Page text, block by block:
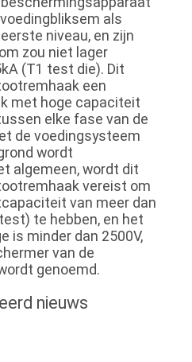
als
niveau, en zijn
zou niet lager
(T1 test die). Dit
een
met hoge capaciteit
elke fase van de
de voedingsysteem
wordt
algemeen, wordt dit
vereist om
van meer dan
te hebben, en het
is minder dan 2500V,
van de
genoemd.
nieuws